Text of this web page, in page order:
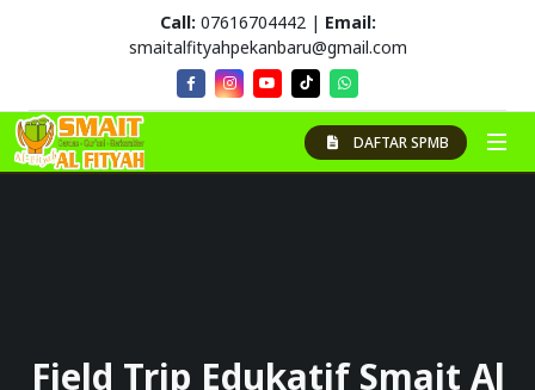
Call: 07616704442 | Email:
smaitalfityahpekanbaru@gmail.com
DAFTAR SPMB
Field Trip Edukatif Smait Al